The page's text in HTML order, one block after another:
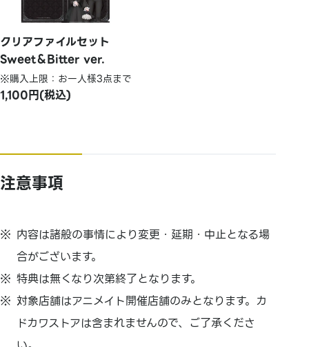
クリアファイルセット
Sweet＆Bitter ver.
※購入上限：お一人様3点まで
1,100円(税込)
注意事項
内容は諸般の事情により変更・延期・中止となる場
合がございます。
特典は無くなり次第終了となります。
対象店舗はアニメイト開催店舗のみとなります。カ
ドカワストアは含まれませんので、ご了承くださ